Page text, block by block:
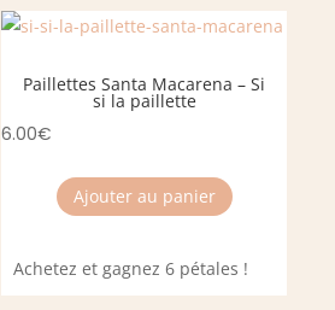
Paillettes Santa Macarena – Si
si la paillette
6.00€
Ajouter au panier
Achetez et gagnez 6 pétales !